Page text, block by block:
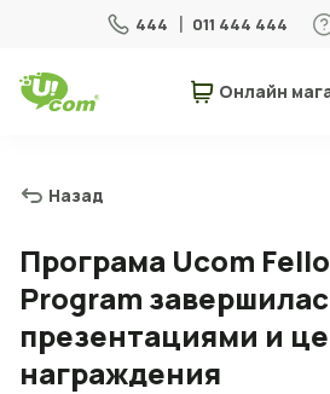
444 011 444 444
Для дома
Мобильная связь
Онлайн
Назад
Програма Ucom
Program
презентациями и
награждения